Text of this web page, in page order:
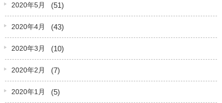
2020年5月 (51)
2020年4月 (43)
2020年3月 (10)
2020年2月 (7)
2020年1月 (5)